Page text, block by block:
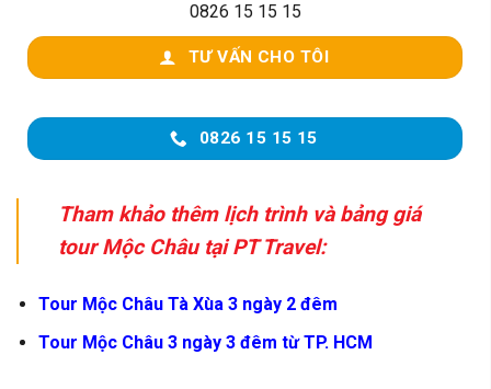
0826 15 15 15
TƯ VẤN CHO TÔI
0826 15 15 15
Tham khảo thêm lịch trình và bảng giá
tour Mộc Châu tại PT Travel:
Tour Mộc Châu Tà Xùa 3 ngày 2 đêm
Tour Mộc Châu 3 ngày 3 đêm từ TP. HCM